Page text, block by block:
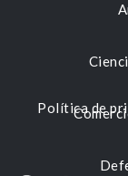
Política de